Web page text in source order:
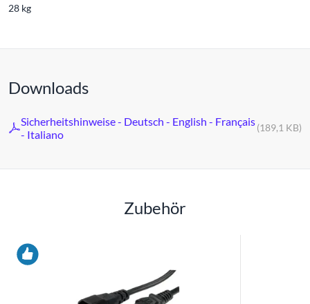
28 kg
Downloads
Sicherheitshinweise - Deutsch - English - Français
- Italiano
(189,1 KB)
Zubehör